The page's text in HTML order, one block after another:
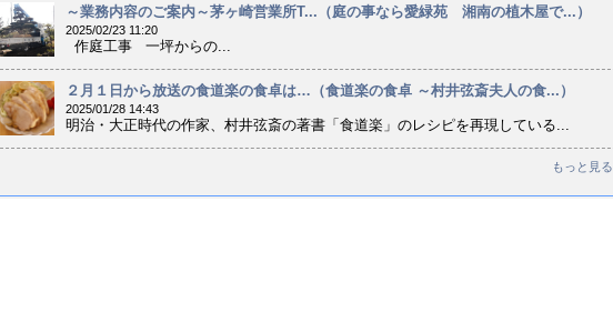
～業務内容のご案内～茅ヶ崎営業所T...（庭の事なら愛緑苑 湘南の植木屋で...）
2025/02/23 11:20
作庭工事 一坪からの...
２月１日から放送の食道楽の食卓は…（食道楽の食卓 ～村井弦斎夫人の食...）
2025/01/28 14:43
明治・大正時代の作家、村井弦斎の著書「食道楽」のレシピを再現している...
もっと見る